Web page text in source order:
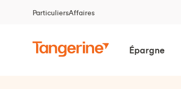
ParticuliersAffaires
Épargne